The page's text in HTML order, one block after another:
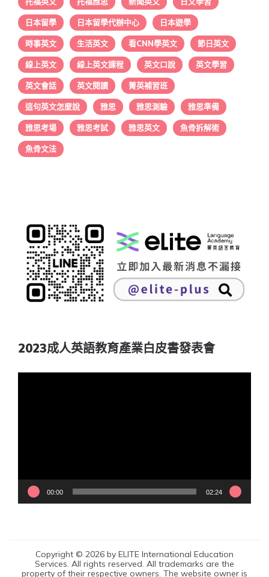
日本留學 日本留學代辦中心 日本遊學
時事英文 生活英文 看CNN學英文 節日英文
線上英文 線上英文課程 英文口說 英文學習
英文會話 英文閱讀 菁英補習班
這句英文怎麼說 雅思 雅思測驗 雅思準備
雅思考場 雅思考試 雅思英文 魚骨拆解術
魚骨文法
2023成人英語教育產業白皮書發表會
00:00 02:24
Copyright © 2026 by ELITE International Education
Services. All rights reserved. All trademarks are the
property of their respective owners. The website owner is